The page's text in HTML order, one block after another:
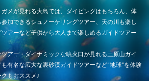
メが見れる大島では、ダイビングはもちろん、体
加できるシュノーケリングツアー、天の川も楽し
アーなど子供から大人まで楽しめるガイドツアー
アー・ダイナミックな噴火口が見れる三原山ガイ
有名な広大な裏砂漠ガイドツアーなど”地球”を体験
もおススメ♪